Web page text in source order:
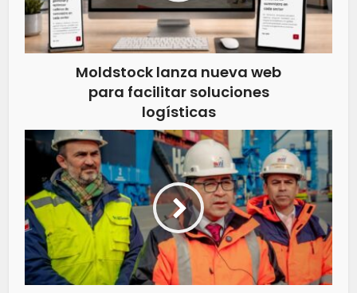
Moldstock lanza nueva web
para facilitar soluciones
logísticas